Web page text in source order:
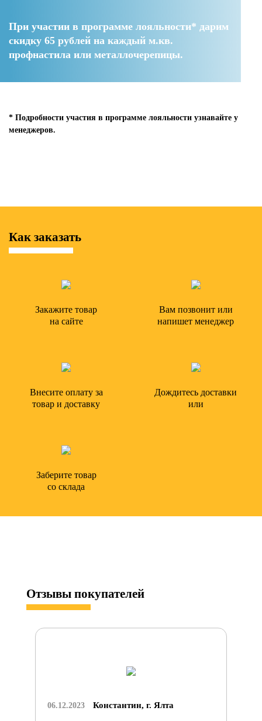
При участии в программе лояльности* дарим
скидку 65 рублей на каждый м.кв.
профнастила или металлочерепицы.
* Подробности участия в программе лояльности узнавайте у
менеджеров.
Как заказать
Закажите товар
на сайте
Вам позвонит или
напишет менеджер
Внесите оплату за
товар и доставку
Дождитесь доставки
или
Заберите товар
со склада
Отзывы покупателей
06.12.2023 Константин, г. Ялта